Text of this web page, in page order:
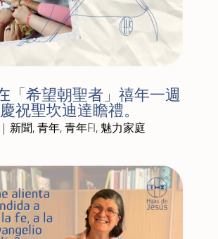
「希望朝聖者」禧年一週
祝聖坎迪達瞻禮。
新聞,青年,青年FI, 魅力家庭